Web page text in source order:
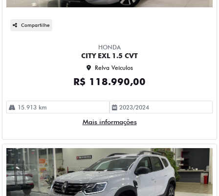
Compartilhe
HONDA
CITY EXL 1.5 CVT
Relva Veículos
R$ 118.990,00
15.913 km 2023/2024
Mais informações